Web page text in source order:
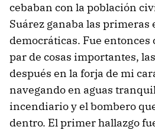
cebaban con la población
Suárez ganaba las primeras
democráticas. Fue
par de cosas importantes,
después en la forja de mi
navegando en aguas
incendiario y el bombero
dentro. El primer hallazgo